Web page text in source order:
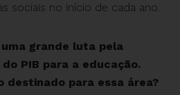
sociais no início de cada ano.
grande luta pela
PIB para a educação.
destinado para essa área?